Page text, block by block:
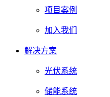
项目案例
加入我们
解决方案
光伏系统
储能系统